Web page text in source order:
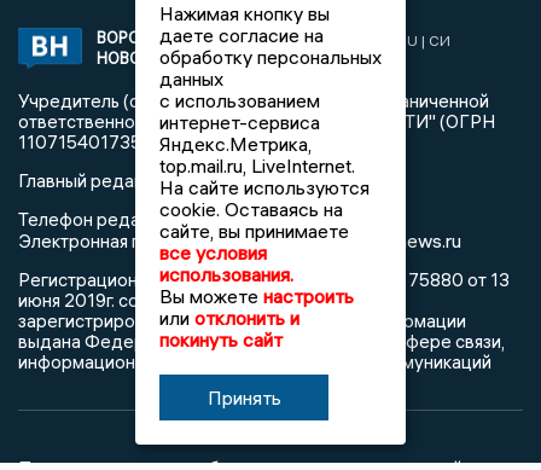
ВОРОНЕЖСКИЕ
НОВОСТИ
2019 © VORONEZHNEWS.RU | СИ
«Воронежские новости»
Учредитель (соучредители): Общество с ограниченной
ответственностью "РЕГИОНАЛЬНЫЕ НОВОСТИ" (ОГРН
1107154017354)
Главный редактор: Пирогов А.А.
Телефон редакции: +7 (473) 262 77 92
Электронная почта редакции:info@voronezhnews.ru
Регистрационный номер: серия Эл № ФС 77 - 75880 от 13
июня 2019г. согласно выписке из реестра
зарегистрированных средств массовой информации
выдана Федеральной службой по надзору в сфере связи,
информационных технологий и массовых коммуникаций
Нажимая кнопку вы
даете согласие на
обработку персональных
данных
с использованием
интернет-сервиса
Яндекс.Метрика,
top.mail.ru, LiveInternet.
На сайте используются
cookie. Оставаясь на
сайте, вы принимаете
все условия
использования.
Вы можете настроить
или отклонить и
покинуть сайт
Принять